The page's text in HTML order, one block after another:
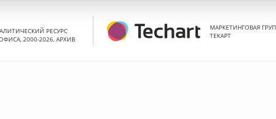
РЕСУРС
2000-2026, АРХИВ
МАРКЕТИНГОВАЯ
ТЕКАРТ